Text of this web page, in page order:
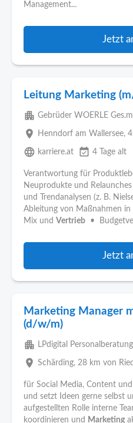
Management...
Jetzt
Leitung Marketing
apartment Gebrüder WOERLE
place Henndorf am Wallersee,
language karriere.at event_available 4 Tage alt
Verantwortung für
Neuprodukte und
und Trendanalysen (z. B.
Ableitung von Maßnahmen
Mix und Vertrieb •
Jetzt
Marketing Manager
(d/w/m)
apartment LPdigital
place Schärding, 28 km von
für Social Media, Content
und setzt Ideen gerne selbst
aufgestellten Rolle interne
koordinieren und Marketing